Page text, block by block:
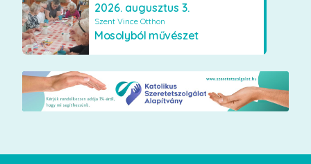
2026. augusztus 3.
Szent Vince Otthon
Mosolyból művészet